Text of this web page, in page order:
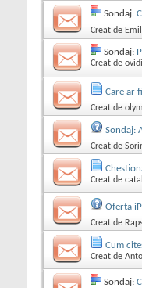
Sondaj:
Creat de Emil
Sondaj:
Creat de
Care ar
Creat de
Sondaj:
Creat de
Creat de
Oferta
Creat de
Cum
Creat de
Sondaj: